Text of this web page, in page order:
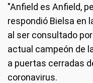
"Anfield es Anfield,
respondió Bielsa en
al ser consultado
actual campeón de
a puertas cerradas
coronavirus.